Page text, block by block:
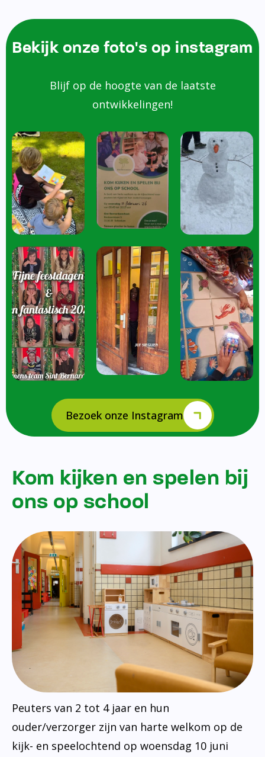
Bekijk onze foto's op instagram
Blijf op de hoogte van de laatste
ontwikkelingen!
Bezoek onze Instagram
Kom kijken en spelen bij
ons op school
Peuters van 2 tot 4 jaar en hun
ouder/verzorger zijn van harte welkom op de
kijk- en speelochtend op woensdag 10 juni